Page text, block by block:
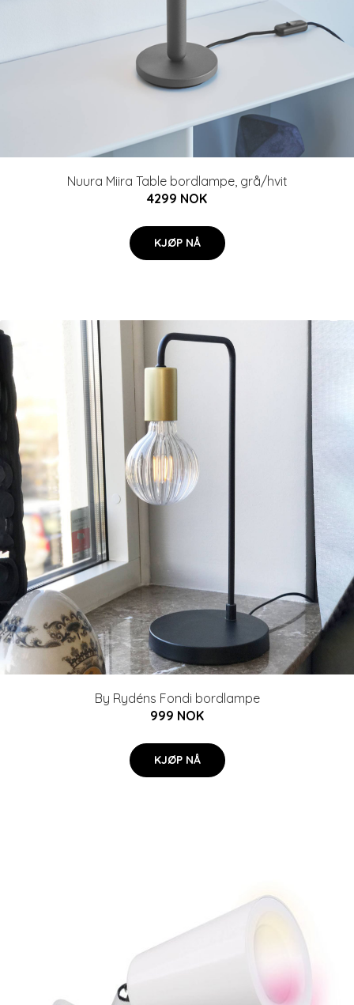
Nuura Miira Table bordlampe, grå/hvit
4299 NOK
KJØP NÅ
By Rydéns Fondi bordlampe
999 NOK
KJØP NÅ